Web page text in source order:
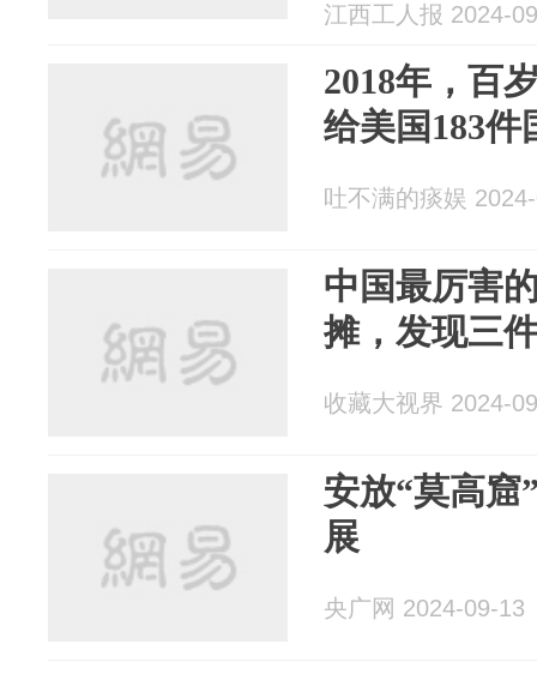
江西工人报 2024-
2018年，百
给美国183件
吐不满的痰娱
中国最厉害
摊，发现三
收藏大视界 2024-
安放“莫高窟
展
央广网 2024-09-13